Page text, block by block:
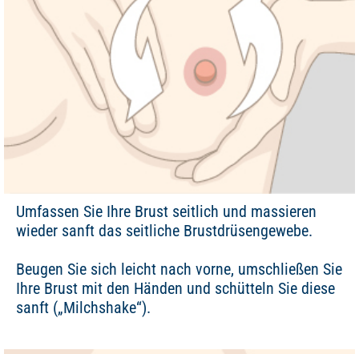
Umfassen Sie Ihre Brust seitlich und massieren
wieder sanft das seitliche Brustdrüsengewebe.
Beugen Sie sich leicht nach vorne, umschließen Sie
Ihre Brust mit den Händen und schütteln Sie diese
sanft („Milchshake“).